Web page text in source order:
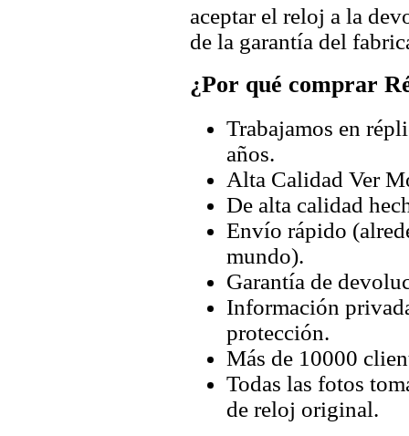
aceptar el reloj a la
de la garantía del
¿Por qué comprar
Trabajamos en
años.
Alta Calidad Ver
De alta calidad
Envío rápido
mundo).
Garantía de
Información
protección.
Más de 10000
Todas las fotos
de reloj original.